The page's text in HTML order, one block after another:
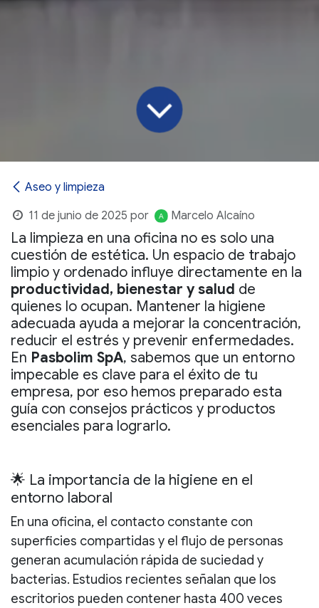
Aseo y limpieza
11 de junio de 2025 por Marcelo Alcaíno
La limpieza en una oficina no es solo una
cuestión de estética. Un espacio de trabajo
limpio y ordenado influye directamente en la
productividad, bienestar y salud de
quienes lo ocupan. Mantener la higiene
adecuada ayuda a mejorar la concentración,
reducir el estrés y prevenir enfermedades.
En Pasbolim SpA, sabemos que un entorno
impecable es clave para el éxito de tu
empresa, por eso hemos preparado esta
guía con consejos prácticos y productos
esenciales para lograrlo.
🌟 La importancia de la higiene en el
entorno laboral
En una oficina, el contacto constante con
superficies compartidas y el flujo de personas
generan acumulación rápida de suciedad y
bacterias. Estudios recientes señalan que los
escritorios pueden contener hasta 400 veces